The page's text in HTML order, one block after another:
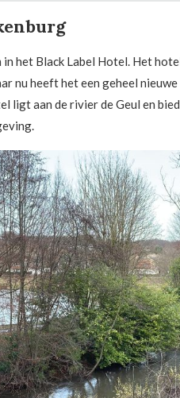
het Black Label Hotel. Het
nu heeft het een geheel
ligt aan de rivier de Geul en